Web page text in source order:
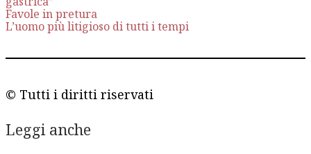
Favole in pretura
L’uomo più litigioso di tutti i tempi
© Tutti i diritti riservati
Leggi anche